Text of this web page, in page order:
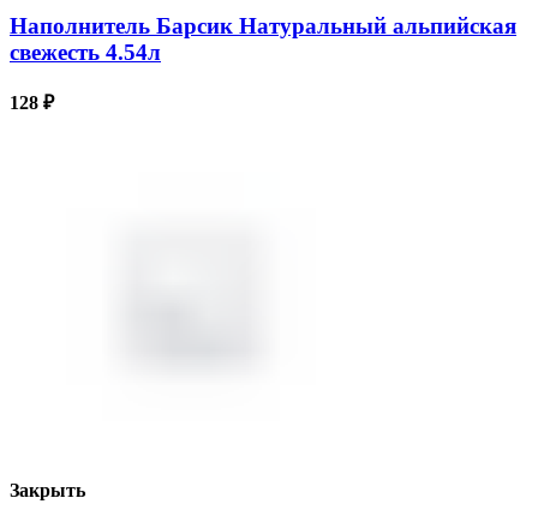
Наполнитель Барсик Натуральный альпийская
свежесть 4.54л
128 ₽
Закрыть